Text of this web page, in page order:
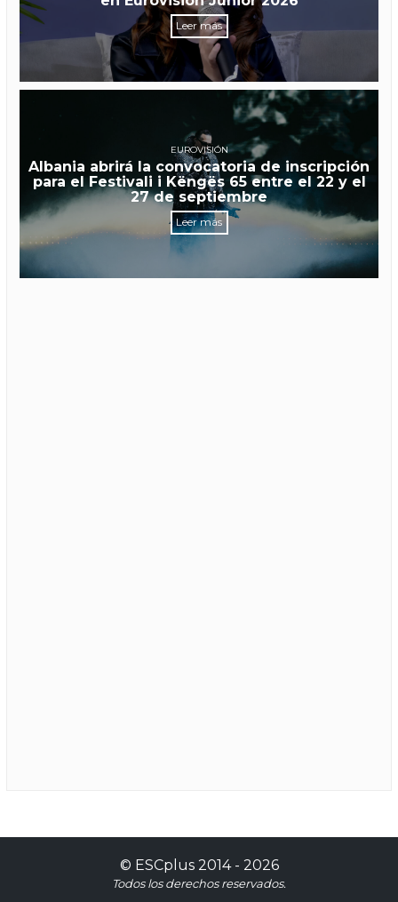
Leer más
EUROVISIÓN
Albania abrirá la convocatoria de inscripción
para el Festivali i Këngës 65 entre el 22 y el
27 de septiembre
Leer más
© ESCplus2014 - 2026
Todos los derechos reservados.